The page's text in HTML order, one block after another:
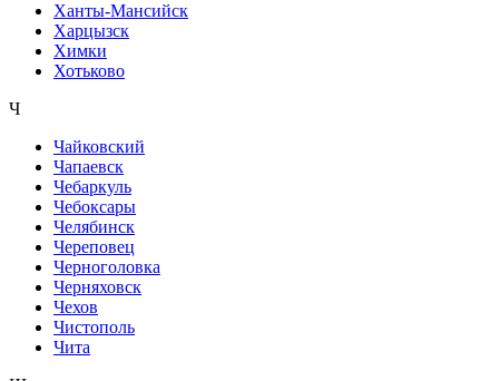
Ханты-Мансийск
Харцызск
Химки
Хотьково
Ч
Чайковский
Чапаевск
Чебаркуль
Чебоксары
Челябинск
Череповец
Черноголовка
Черняховск
Чехов
Чистополь
Чита